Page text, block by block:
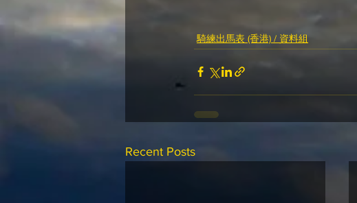
騎練出馬表 (香港) / 資料組
Recent Posts